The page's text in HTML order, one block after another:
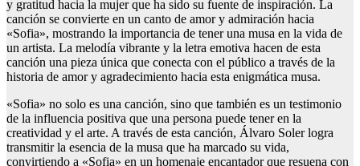
y gratitud hacia la mujer que ha sido su fuente de inspiración. La
canción se convierte en un canto de amor y admiración hacia
«Sofia», mostrando la importancia de tener una musa en la vida de
un artista. La melodía vibrante y la letra emotiva hacen de esta
canción una pieza única que conecta con el público a través de la
historia de amor y agradecimiento hacia esta enigmática musa.
«Sofia» no solo es una canción, sino que también es un testimonio
de la influencia positiva que una persona puede tener en la
creatividad y el arte. A través de esta canción, Álvaro Soler logra
transmitir la esencia de la musa que ha marcado su vida,
convirtiendo a «Sofia» en un homenaje encantador que resuena con